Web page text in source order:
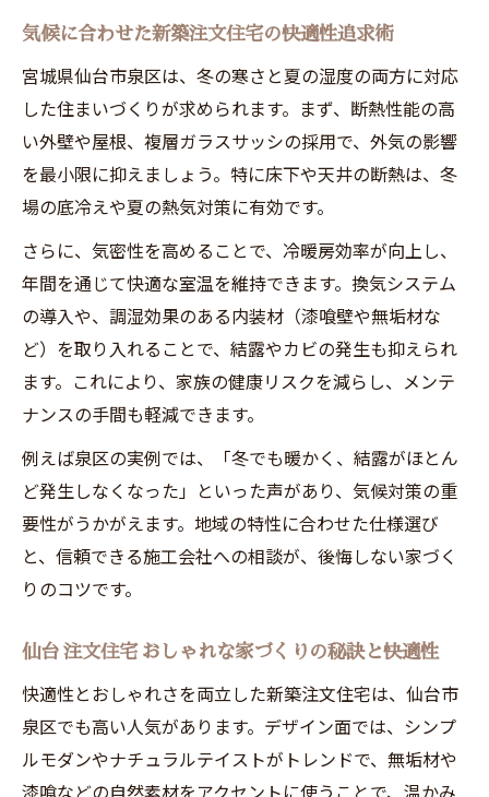
気候に合わせた新築注文住宅の快適性追求術
宮城県仙台市泉区は、冬の寒さと夏の湿度の両方に対応
した住まいづくりが求められます。まず、断熱性能の高
い外壁や屋根、複層ガラスサッシの採用で、外気の影響
を最小限に抑えましょう。特に床下や天井の断熱は、冬
場の底冷えや夏の熱気対策に有効です。
さらに、気密性を高めることで、冷暖房効率が向上し、
年間を通じて快適な室温を維持できます。換気システム
の導入や、調湿効果のある内装材（漆喰壁や無垢材な
ど）を取り入れることで、結露やカビの発生も抑えられ
ます。これにより、家族の健康リスクを減らし、メンテ
ナンスの手間も軽減できます。
例えば泉区の実例では、「冬でも暖かく、結露がほとん
ど発生しなくなった」といった声があり、気候対策の重
要性がうかがえます。地域の特性に合わせた仕様選び
と、信頼できる施工会社への相談が、後悔しない家づく
りのコツです。
仙台 注文住宅 おしゃれな家づくりの秘訣と快適性
快適性とおしゃれさを両立した新築注文住宅は、仙台市
泉区でも高い人気があります。デザイン面では、シンプ
ルモダンやナチュラルテイストがトレンドで、無垢材や